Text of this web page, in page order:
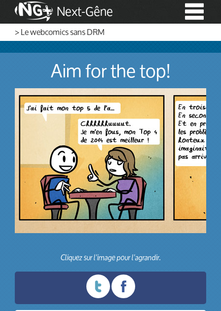
Next-Gêne
> Le webcomics sans DRM
Aim for the top!
Cliquez sur l'image pour l'agrandir.